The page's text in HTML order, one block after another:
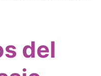
del